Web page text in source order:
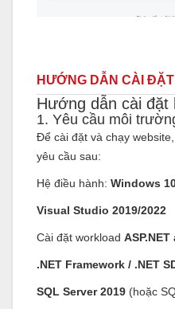
HƯỚNG DẪN CÀI ĐẶT
Hướng dẫn cài đặt
1. Yêu cầu môi
Để cài đặt và chạy
yêu cầu sau:
Hệ điều hành: Windows
Visual Studio 2019/2022
Cài đặt workload
.NET Framework / .NET
SQL Server 2019 (hoặc